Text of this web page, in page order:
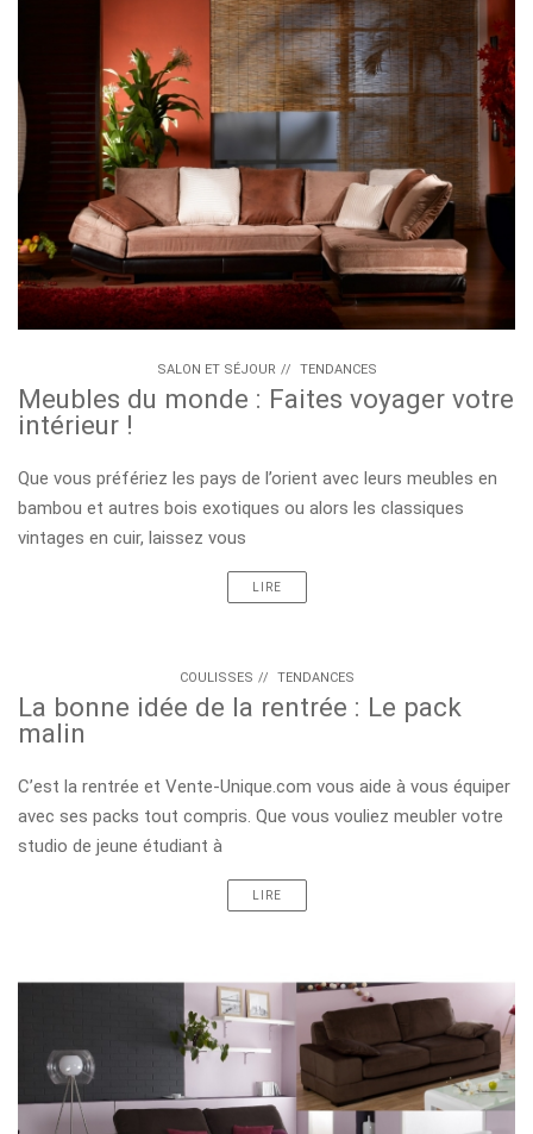
SALON ET SÉJOUR // TENDANCES
Meubles du monde : Faites voyager votre
intérieur !
Que vous préfériez les pays de l’orient avec leurs meubles en
bambou et autres bois exotiques ou alors les classiques
vintages en cuir, laissez vous
LIRE
COULISSES // TENDANCES
La bonne idée de la rentrée : Le pack
malin
C’est la rentrée et Vente-Unique.com vous aide à vous équiper
avec ses packs tout compris. Que vous vouliez meubler votre
studio de jeune étudiant à
LIRE